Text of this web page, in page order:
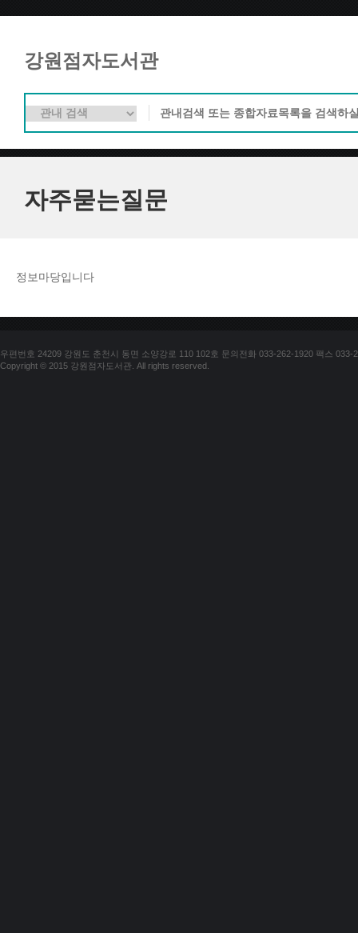
강원점자도서관
자주묻는질문
정보마당입니다
우편번호 24209 강원도 춘천시 동면 소양강로 110 102호 문의전화 033-262-1920 팩스 033-
Copyright © 2015 강원점자도서관. All rights reserved.